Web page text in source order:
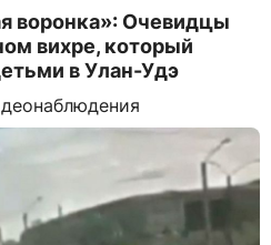
воронка»: Очевидцы
вихре, который
в Улан-Удэ